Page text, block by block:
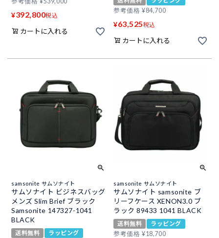
¥392,800税込
カートに入れる
参考価格 ¥84,700
¥63,525税込
カートに入れる
samsonite サムソナイト
サムソナイト ビジネスバッグ
メンズ Slim Brief ブラック
Samsonite 147327-1041
BLACK
送料無料
ラッピング
samsonite サムソナイト
サムソナイト samsonite ブ
リーフケース XENON3.0 ブ
ラック 89433 1041 BLACK
送料無料
ラッピング
参考価格 ¥18,700